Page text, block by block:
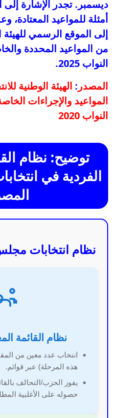
ديسمبر. تجدر الإشارة إلى
أمثلة للمواعيد المعتادة،
إلى الموقع الرسمي للهيئة
من المواعيد المحددة
النواب 2025.
المصدر : الهيئة الوطنية
المواعيد والإجراءات
النواب 2020
توضيح: نظام
الفردية في
نظام انتخابات
نظام القائمة
هذه المرحلة) عبر قوائم.
يفوز الحزب/التحالف
حصوله على الأغلبية